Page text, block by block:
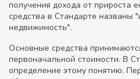
получения дохода от прироста
средства в Стандарте названы
недвижимость".
Основные средства
первоначальной стоимости. В
определение этому понятию.